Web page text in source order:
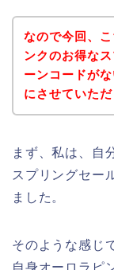
なので今回、
ンクのお得な
ーンコードが
にさせていただ
まず、私は、自
スプリングセー
ました。
そのような感じ